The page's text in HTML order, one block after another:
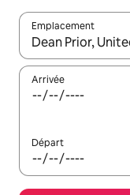
Emplacement
Quand les
Arrivée
Départ